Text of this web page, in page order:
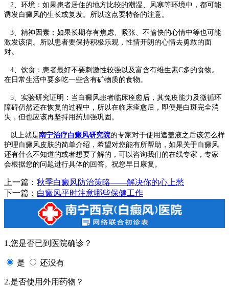
2、环境：如果患者居住的地方比较的潮湿、风寒等环境中，都可能
诱发白癜风的生长或复发。所以这点要特备的注意。
3、精神因素：如果长期存有焦虑、紧张、不愉快的心情中等也可能
激发该病。所以患者要保持积极乐观，性情开朗的心情去勇敢的面
对。
4、饮食：患者最好不要刺激性较强以及富含有维生素C多的食物。
在日常生活中要多吃一些含有矿物质的食物。
5、实验研究证明：当白癜风患者临床痊愈后，其免疫能力及微循环
障碍仍然还在恢复的过程中，所以在临床痊愈后，即便是白斑完全消
失，但也应该再坚持用药加强巩固。
以上就是南宁治疗白癜风研究院的专家对于使用遮盖液之后该怎么样
护理白癜风皮肤的简单介绍，希望对您能有所帮助，如果关于白癜风
还有什么不知道的或者想要了解的，可以咨询我们的在线专家，专家
会根据您的问题进行具体的回答。祝您早日康复。
上一篇： 秋季白癜风防治策略——解决你的心上愁
下一篇： 白癜风平时注意哪些保健工作
1.您是否已到医院确诊？
是 还没有
2.是否使用外用药物？